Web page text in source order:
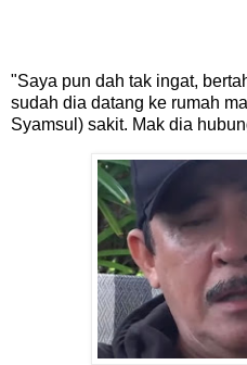
"Saya pun dah tak ingat,
sudah dia datang ke rumah
Syamsul) sakit. Mak dia